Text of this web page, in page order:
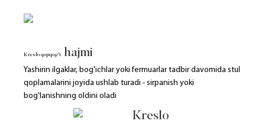
Kreslo qopqog'i hajmi
Yashirin ilgaklar, bog'ichlar yoki fermuarlar tadbir davomida stul
qoplamalarini joyida ushlab turadi - sirpanish yoki
bog'lanishning oldini oladi
Kreslo